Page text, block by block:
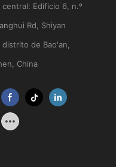
central: Edificio 6, n.º
Rd, Shiyan
de Bao'an,
China